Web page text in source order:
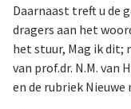
Daarnaast treft u de
dragers aan het
het stuur, Mag ik dit;
van prof.dr. N.M. van
en de rubriek Nieuwe